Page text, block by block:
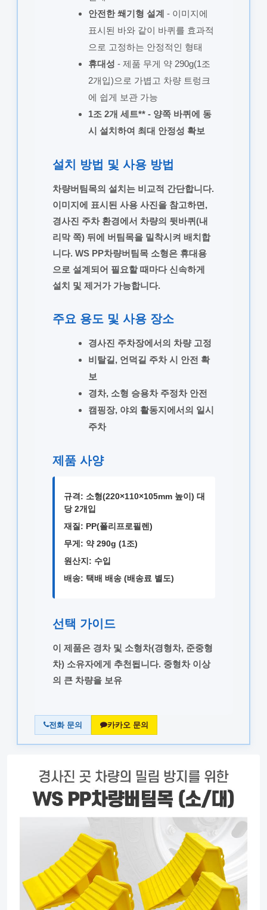
안전한 쐐기형 설계 - 이미지에
표시된 바와 같이 바퀴를 효과적
으로 고정하는 안정적인 형태
휴대성 - 제품 무게 약 290g(1조
2개입)으로 가볍고 차량 트렁크
에 쉽게 보관 가능
1조 2개 세트** - 양쪽 바퀴에 동
시 설치하여 최대 안정성 확보
설치 방법 및 사용 방법
차량버팀목의 설치는 비교적 간단합니다.
이미지에 표시된 사용 사진을 참고하면,
경사진 주차 환경에서 차량의 뒷바퀴(내
리막 쪽) 뒤에 버팀목을 밀착시켜 배치합
니다. WS PP차량버팀목 소형은 휴대용
으로 설계되어 필요할 때마다 신속하게
설치 및 제거가 가능합니다.
주요 용도 및 사용 장소
경사진 주차장에서의 차량 고정
비탈길, 언덕길 주차 시 안전 확
보
경차, 소형 승용차 주정차 안전
캠핑장, 야외 활동지에서의 일시
주차
제품 사양
규격: 소형(220×110×105mm 높이) 대
당 2개입
재질: PP(폴리프로필렌)
무게: 약 290g (1조)
원산지: 수입
배송: 택배 배송 (배송료 별도)
선택 가이드
이 제품은 경차 및 소형차(경형차, 준중형
차)소유자에게 추천됩니다. 중형차 이상
의 큰 차량을 보유
전화 문의 카카오 문의